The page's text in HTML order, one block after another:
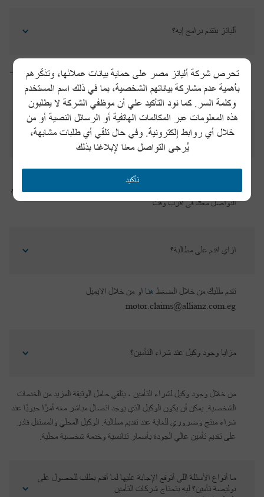
أليانز بتقدم برامج إيه؟
أليانز بتقدم برامج مختلفة للتأمين, منها (التأمين على العربية – تأمينات الحياة –
برامج حماية الممتلكات - التأمين على المنزل)
ازاي اقدم على شغل في أليانز؟
التوظيف أو ارسال سيرتك الذاتية علي البريد
الالكتروني recruitment@allianz.com.eg ولو فى اى فرصة متاحة هيتم
التواصل معك فى اقرب وقت
ازاي اقدم على مطالبة؟
تقدم طلبك من خلال الضغط هنا او من خلال الايميل
motor.claims@allianz.com.eg
مزايا وجود وكيل عند شراء التأمين؟
من خلال وجود وكيل لشراء التأمين ، يتلقى حامل الوثيقة المزيد من الخدمات
الشخصية. يمكن أن يكون الوكيل الذي يوجد اتصال مباشر معه أمرًا حيويًا عند
شراء منتج وضروري للغاية عند تقديم مطالبة. الوكيل المحلي والمستقل قادر
على تقديم تأمين عالي الجودة بأسعار تنافسية وخدمة شخصية محلية.
بوليصة تأمين؟ ليه بتحتاج شركات التأمين
تحرص شركة أليانز مصر على حماية بيانات عملائها، وتذكّرهم
بأهمية عدم مشاركة بياناتهم الشخصية، بما في ذلك اسم المستخدم
وكلمة السر. كما نود التأكيد علي أن موظفي الشركة لا يطلبون
هذه المعلومات عبر المكالمات الهاتفية أو الرسائل النصية أو من
خلال أي روابط إلكترونية. وفي حال تلقي أي طلبات مشابهة،
يُرجى التواصل معنا لإبلاغنا بذلك
تأكيد